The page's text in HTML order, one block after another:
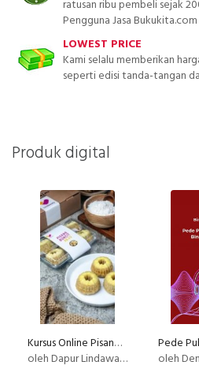
ratusan ribu pembeli sejak
Pengguna Jasa Bukukita.com
LOWEST PRICE
Kami selalu memberikan
seperti edisi tanda-tangan
Produk digital
Kursus Online Pisang Buncit Dapur Lindawaty PU
oleh Dapur Lindawaty
oleh